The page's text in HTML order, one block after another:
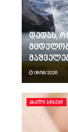
დედას,
08/06/2026
ᲐᲮᲐᲚᲘ ᲐᲛᲑᲔᲑᲘ